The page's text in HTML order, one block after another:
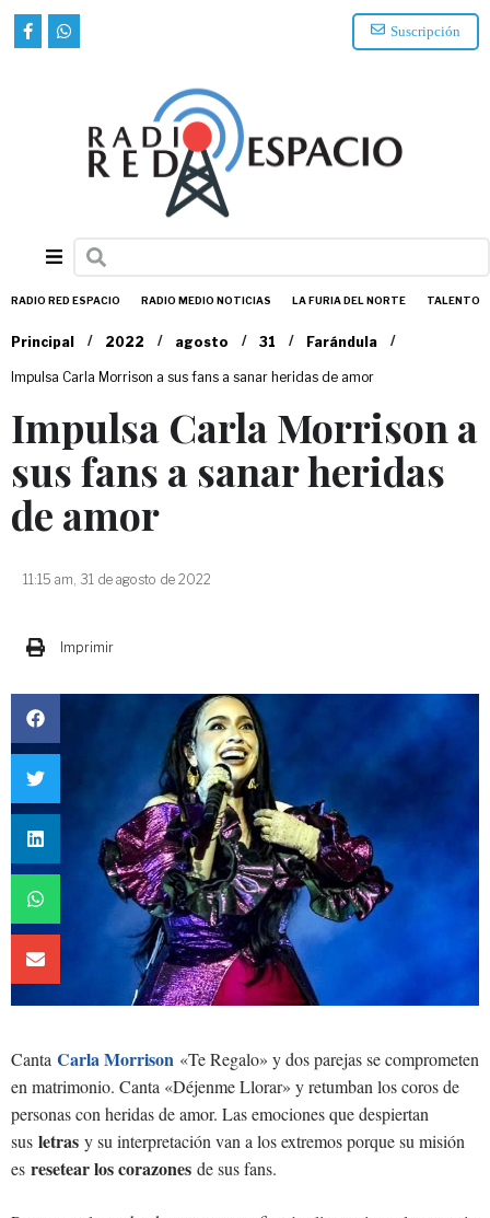
Suscripción
RADIO RED ESPACIO RADIO MEDIO NOTICIAS LA FURIA DEL NORTE TALENTO
Principal / 2022 / agosto / 31 / Farándula /
Impulsa Carla Morrison a sus fans a sanar heridas de amor
Impulsa Carla Morrison a
sus fans a sanar heridas
de amor
11:15 am, 31 de agosto de 2022
Imprimir
Canta Carla Morrison «Te Regalo» y dos parejas se comprometen
en matrimonio. Canta «Déjenme Llorar» y retumban los coros de
personas con heridas de amor. Las emociones que despiertan
sus letras y su interpretación van a los extremos porque su misión
es resetear los corazones de sus fans.